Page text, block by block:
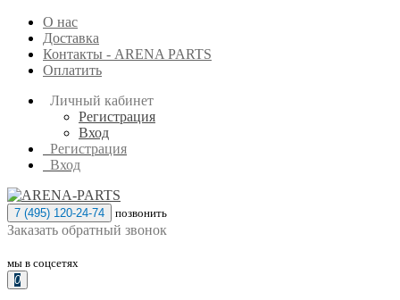
О нас
Доставка
Контакты - ARENA PARTS
Оплатить
Личный кабинет
Регистрация
Вход
Регистрация
Вход
7 (495) 120-24-74 позвонить
Заказать обратный звонок
мы в соцсетях
0